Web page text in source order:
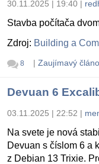
30.11.2025 | 19:40 |
Stavba počítača
Zdroj: Building a
8 | Zaujímavý
Devuan 6
03.11.2025 | 22:52 |
Na svete je nová
Devuan s číslom 6 a
z Debian 13 Trixie.